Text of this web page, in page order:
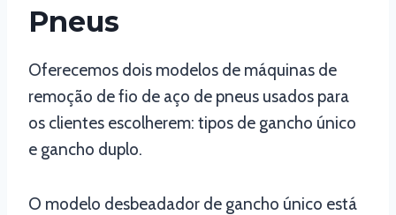
Pneus
Oferecemos dois modelos de máquinas de
remoção de fio de aço de pneus usados para
os clientes escolherem: tipos de gancho único
e gancho duplo.
O modelo desbeadador de gancho único está